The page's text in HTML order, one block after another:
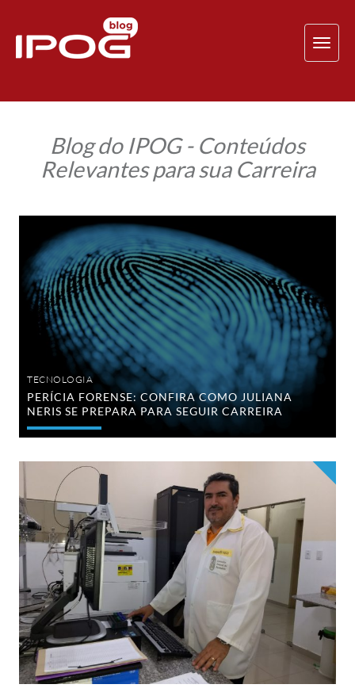
Blog do IPOG - Conteúdos
Relevantes para sua Carreira
Perícia
Forense:
confira
como
Juliana
Neris
se
prepara
seguir
carreira
TECNOLOGIA
PERÍCIA FORENSE: CONFIRA COMO JULIANA
NERIS SE PREPARA PARA SEGUIR CARREIRA
Inspirando
Carreiras:
perito
e
aluno
IPOG
conta
como
a
graduação
contribuiu
com
seu
desenvolvimento
profissional